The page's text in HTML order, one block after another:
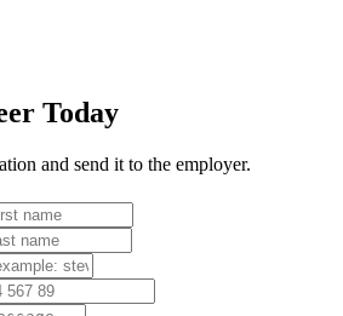
Today
and send it to the employer.